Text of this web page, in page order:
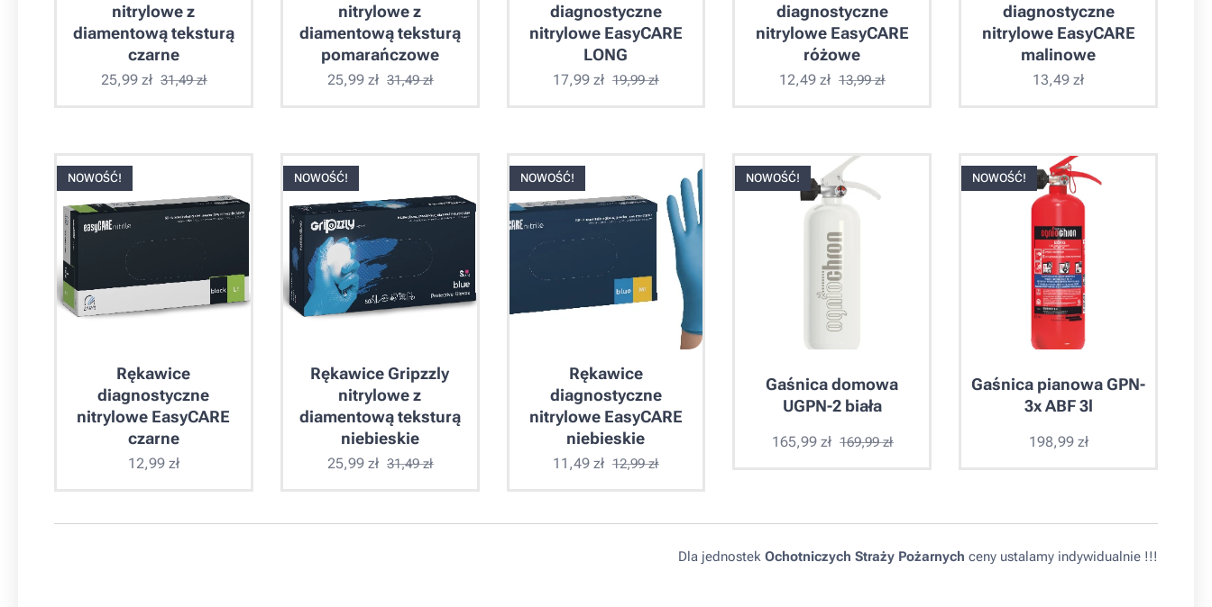
nitrylowe z
diamentową teksturą
czarne
25,99zł 31,49zł
nitrylowe z
diamentową teksturą
pomarańczowe
25,99zł 31,49zł
diagnostyczne
nitrylowe EasyCARE
LONG
17,99 zł 19,99zł
diagnostyczne
nitrylowe EasyCARE
różowe
12,49 zł 13,99zł
diagnostyczne
nitrylowe EasyCARE
malinowe
13,49 zł
Rękawice
diagnostyczne
nitrylowe EasyCARE
czarne
NOWOŚĆ!
12,99zł
Rękawice Gripzzly
nitrylowe z
diamentową teksturą
niebieskie
NOWOŚĆ!
25,99zł 31,49zł
Rękawice
diagnostyczne
nitrylowe EasyCARE
niebieskie
NOWOŚĆ!
11,49 zł 12,99zł
Gaśnica domowa
UGPN-2 biała
NOWOŚĆ!
165,99zł 169,99zł
Gaśnica pianowa GPN-
3x ABF 3l
NOWOŚĆ!
198,99zł
Dla jednostek Ochotniczych Straży Pożarnych ceny ustalamy indywidualnie !!!